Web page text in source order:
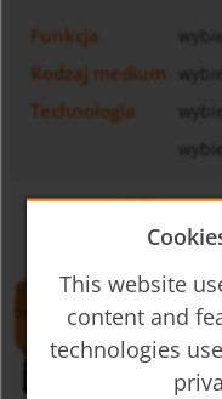
Funkcja
Rodzaj medium
Technologia
This website
content and
technologies